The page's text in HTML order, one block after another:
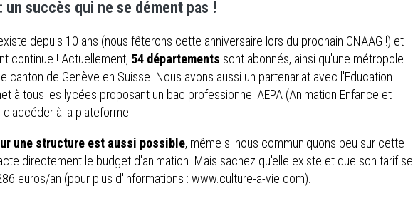
: un succès qui ne se dément pas !
depuis 10 ans (nous fêterons cette anniversaire lors du prochain CNAAG !) et
continue ! Actuellement, 54 départements sont abonnés, ainsi qu'une métropole
canton de Genève en Suisse. Nous avons aussi un partenariat avec l'Education
à tous les lycées proposant un bac professionnel AEPA (Animation Enfance et
à la plateforme.
une structure est aussi possible, même si nous communiquons peu sur cette
directement le budget d'animation. Mais sachez qu'elle existe et que son tarif se
euros/an (pour plus d'informations : www.culture-a-vie.com).